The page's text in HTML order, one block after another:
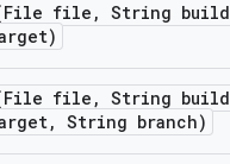
file , String build
file , String build
, String branch)